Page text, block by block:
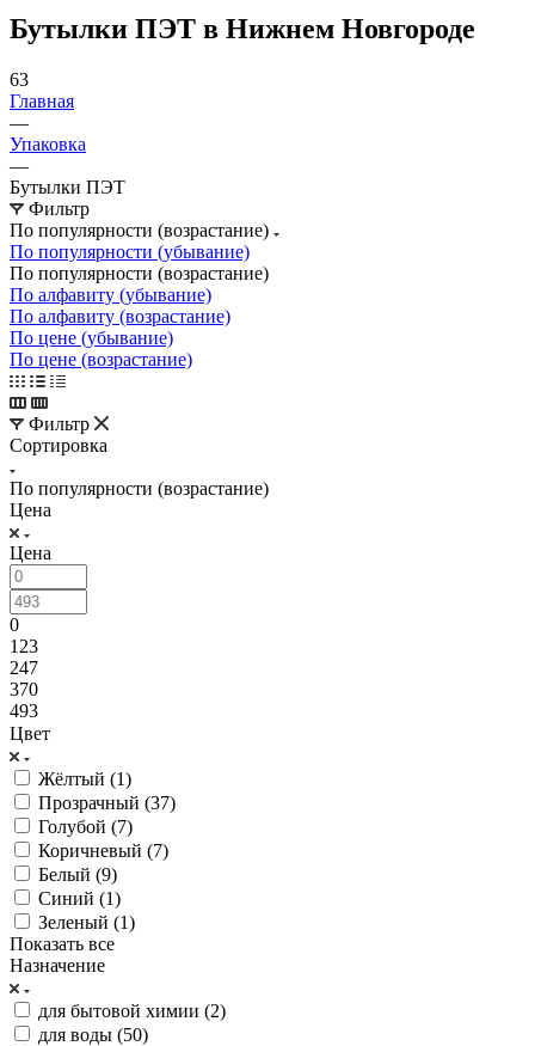
Бутылки ПЭТ в Нижнем Новгороде
63
Главная
—
Упаковка
—
Бутылки ПЭТ
Фильтр
По популярности (возрастание)
По популярности (убывание)
По популярности (возрастание)
По алфавиту (убывание)
По алфавиту (возрастание)
По цене (убывание)
По цене (возрастание)
Фильтр
Сортировка
По популярности (возрастание)
Цена
Цена
0
123
247
370
493
Цвет
Жёлтый (1)
Прозрачный (37)
Голубой (7)
Коричневый (7)
Белый (9)
Синий (1)
Зеленый (1)
Показать все
Назначение
для бытовой химии (2)
для воды (50)